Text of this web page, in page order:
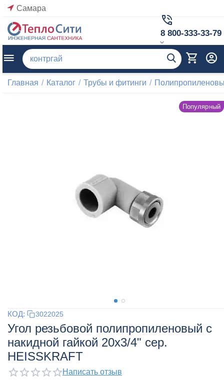
Самара
8 800-333-33-79
Главная / Каталог / Трубы и фитинги /
Популярный
КОД: 3022025
Угол резьбовой полипропиленовый с
накидной гайкой 20x3/4" сер.
HEISSKRAFT
Написать отзыв